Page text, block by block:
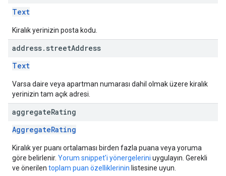
Text
Kiralık yerinizin posta kodu.
address. streetAddress
Text
Varsa daire veya apartman numarası dahil olmak üzere kiralık
yerinizin tam açık adresi.
aggregateRating
AggregateRating
Kiralık yer puanı ortalaması birden fazla puana veya yoruma
göre belirlenir. Yorum snippet'i yönergelerini uygulayın. Gerekli
ve önerilen toplam puan özelliklerinin listesine uyun.